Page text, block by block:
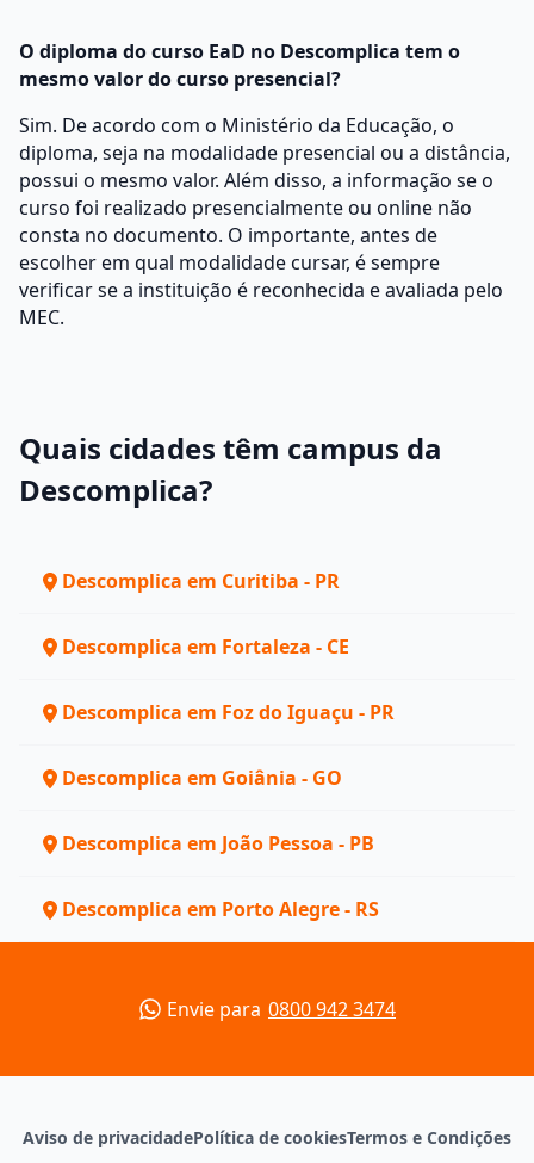
O diploma do curso EaD no Descomplica tem o
mesmo valor do curso presencial?
Sim. De acordo com o Ministério da Educação, o
diploma, seja na modalidade presencial ou a distância,
possui o mesmo valor. Além disso, a informação se o
curso foi realizado presencialmente ou online não
consta no documento. O importante, antes de
escolher em qual modalidade cursar, é sempre
verificar se a instituição é reconhecida e avaliada pelo
MEC.
Quais cidades têm campus da
Descomplica?
Descomplica em Curitiba - PR
Descomplica em Fortaleza - CE
Descomplica em Foz do Iguaçu - PR
Descomplica em Goiânia - GO
Descomplica em João Pessoa - PB
Descomplica em Porto Alegre - RS
Envie para 0800 942 3474
Aviso de privacidadePolítica de cookiesTermos e Condições